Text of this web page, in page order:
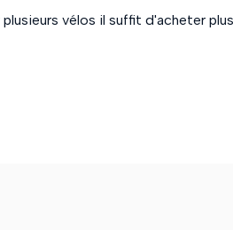
vélos il suffit d'acheter